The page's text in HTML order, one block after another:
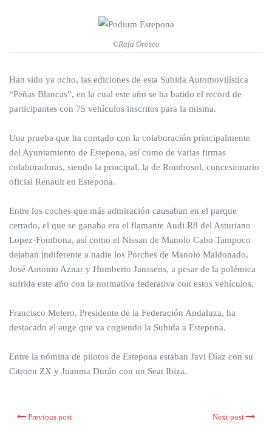
©Rafa Orozco
Han sido ya ocho, las ediciones de esta Subida Automovilística
“Peñas Blancas”, en la cual este año se ha batido el record de
participantes con 75 vehículos inscritos para la misma.
Una prueba que ha contado con la colaboración principalmente
del Ayuntamiento de Estepona, así como de varias firmas
colaboradoras, siendo la principal, la de Rombosol, concesionario
oficial Renault en Estepona.
Entre los coches que más admiración causaban en el parque
cerrado, el que se ganaba era el flamante Audi R8 del Asturiano
Lopez-Fombona, así como el Nissan de Manolo Cabo Tampoco
dejaban indiferente a nadie los Porches de Manolo Maldonado,
José Antonio Aznar y Humberto Janssens, a pesar de la polémica
sufrida este año con la normativa federativa con estos vehículos.
Francisco Melero, Presidente de la Federación Andaluza, ha
destacado el auge que va cogiendo la Subida a Estepona.
Entre la nómina de pilotos de Estepona estaban Javi Díaz con su
Citroen ZX y Juanma Durán con un Seat Ibiza.
Previous post Next post